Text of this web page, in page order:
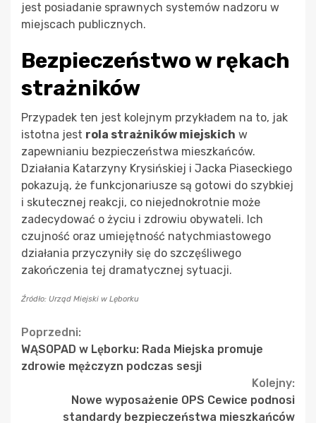
jest posiadanie sprawnych systemów nadzoru w
miejscach publicznych.
Bezpieczeństwo w rękach
strażników
Przypadek ten jest kolejnym przykładem na to, jak
istotna jest rola strażników miejskich w
zapewnianiu bezpieczeństwa mieszkańców.
Działania Katarzyny Krysińskiej i Jacka Piaseckiego
pokazują, że funkcjonariusze są gotowi do szybkiej
i skutecznej reakcji, co niejednokrotnie może
zadecydować o życiu i zdrowiu obywateli. Ich
czujność oraz umiejętność natychmiastowego
działania przyczyniły się do szczęśliwego
zakończenia tej dramatycznej sytuacji.
Źródło: Urząd Miejski w Lęborku
Continue
Reading
Poprzedni:
WĄSOPAD w Lęborku: Rada Miejska promuje
zdrowie mężczyzn podczas sesji
Kolejny:
Nowe wyposażenie OPS Cewice podnosi
standardy bezpieczeństwa mieszkańców